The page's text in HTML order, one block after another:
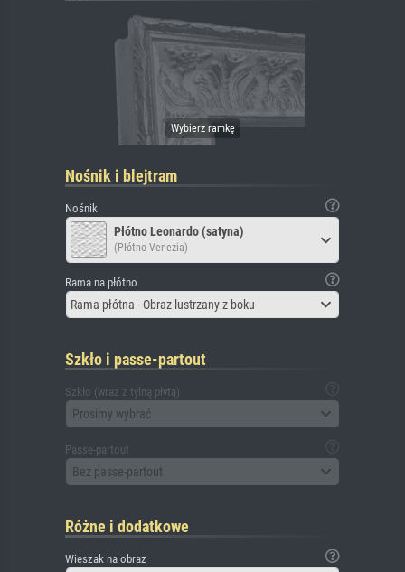
Nośnik i blejtram
Nośnik
Płótno Leonardo (satyna)
(Płótno Venezia)
Rama na płótno
Rama płótna - Obraz lustrzany z boku
Szkło i passe-partout
Szkło (wraz z tylną płytą)
Prosimy wybrać
Passe-partout
Bez passe-partout
Różne i dodatkowe
Wieszak na obraz